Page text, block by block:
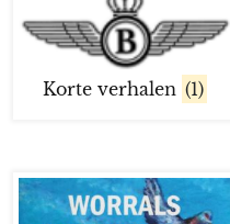
Korte verhalen (1)